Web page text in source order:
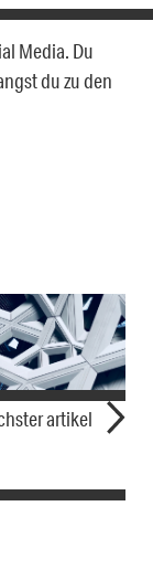
Media. Du
du zu den
artikel